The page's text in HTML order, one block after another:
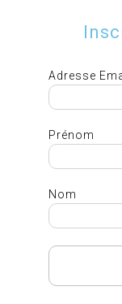
Adresse
Prénom
Nom